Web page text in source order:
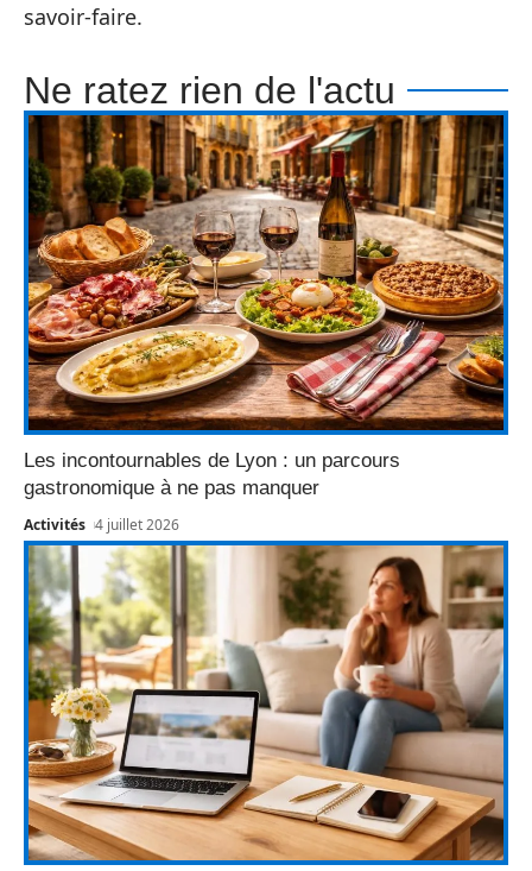
savoir-faire.
Ne ratez rien de l'actu
Les incontournables de Lyon : un parcours
gastronomique à ne pas manquer
Activités 4 juillet 2026